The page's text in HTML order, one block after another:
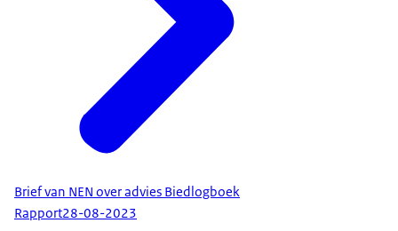
Brief van NEN over advies Biedlogboek
Rapport28-08-2023